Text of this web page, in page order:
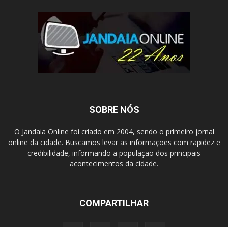
SOBRE NÓS
O Jandaia Online foi criado em 2004, sendo o primeiro jornal
online da cidade. Buscamos levar as informações com rapidez e
credibilidade, informando a população dos principais
acontecimentos da cidade.
COMPARTILHAR